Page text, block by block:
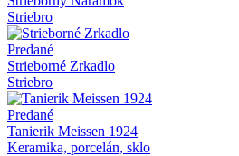
Striebro
Predané
Strieborné Zrkadlo
Striebro
Predané
Tanierik Meissen 1924
Keramika, porcelán, sklo